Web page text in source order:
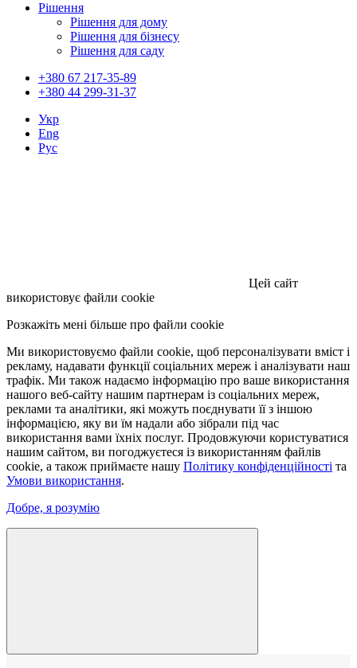
Рішення
Рішення для дому
Рішення для бізнесу
Рішення для саду
+380 67 217-35-89
+380 44 299-31-37
Укр
Eng
Рус
Цей сайт
використовує файли cookie
Розкажіть мені більше про файли cookie
Ми використовуємо файли cookie, щоб персоналізувати вміст і
рекламу, надавати функції соціальних мереж і аналізувати наш
трафік. Ми також надаємо інформацію про ваше використання
нашого веб-сайту нашим партнерам із соціальних мереж,
реклами та аналітики, які можуть поєднувати її з іншою
інформацією, яку ви їм надали або зібрали під час
використання вами їхніх послуг. Продовжуючи користуватися
нашим сайтом, ви погоджуєтеся із використанням файлів
cookie, а також приймаєте нашу Політику конфіденційності та
Умови використання.
Добре, я розумію